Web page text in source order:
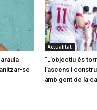
se
Actualitat
“L’objectiu és
l’ascens i
amb gent de la